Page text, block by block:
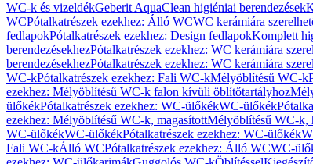
WC-k és vizeldékGeberit AquaClean higiéniai berendezések
WCPótalkatrészek ezekhez: Álló WCWC kerámiára
fedlapokPótalkatrészek ezekhez: Design fedlapokKomplett
berendezésekhezPótalkatrészek ezekhez: WC kerámiára
berendezésekhezPótalkatrészek ezekhez: WC kerámiára
WC-kPótalkatrészek ezekhez: Fali WC-kMélyöblítésű WC-k
ezekhez: Mélyöblítésű WC-k falon kívüli öblítőtartályhoz
ülőkékPótalkatrészek ezekhez: WC-ülőkékWC-ülőkék
ezekhez: Mélyöblítésű WC-k, magasítottMélyöblítésű WC-k,
WC-ülőkékWC-ülőkékPótalkatrészek ezekhez: WC-ülőkék
Fali WC-kÁlló WCPótalkatrészek ezekhez: Álló WCWC-